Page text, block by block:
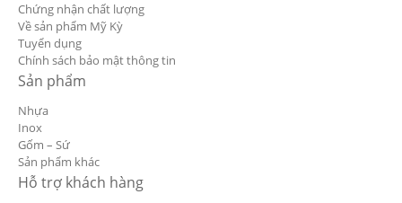
Chứng nhận chất lượng
Về sản phẩm Mỹ Kỳ
Tuyển dụng
Chính sách bảo mật thông tin
Sản phẩm
Nhựa
Inox
Gốm – Sứ
Sản phẩm khác
Hỗ trợ khách hàng